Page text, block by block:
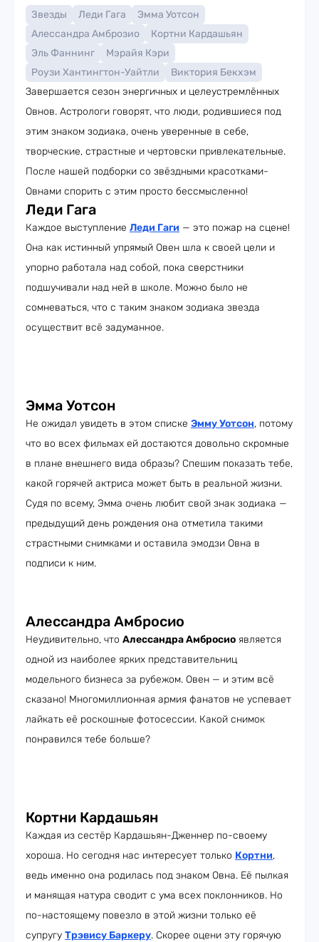
Звезды Леди Гага
Эмма Уотсон
Алессандра Амброзио
Кортни Кардашьян
Эль Фаннинг
Мэрайя Кэри
Роузи Хантингтон-Уайтли
Виктория Бекхэм
Завершается сезон энергичных и целеустремлённых
Овнов. Астрологи говорят, что люди, родившиеся под
этим знаком зодиака, очень уверенные в себе,
творческие, страстные и чертовски привлекательные.
После нашей подборки со звёздными красотками-
Овнами спорить с этим просто бессмысленно!
Леди Гага
Каждое выступление Леди Гаги — это пожар на сцене!
Она как истинный упрямый Овен шла к своей цели и
упорно работала над собой, пока сверстники
подшучивали над ней в школе. Можно было не
сомневаться, что с таким знаком зодиака звезда
осуществит всё задуманное.
Эмма Уотсон
Не ожидал увидеть в этом списке Эмму Уотсон, потому
что во всех фильмах ей достаются довольно скромные
в плане внешнего вида образы? Спешим показать тебе,
какой горячей актриса может быть в реальной жизни.
Судя по всему, Эмма очень любит свой знак зодиака —
предыдущий день рождения она отметила такими
страстными снимками и оставила эмодзи Овна в
подписи к ним.
Алессандра Амбросио
Неудивительно, что Алессандра Амбросио является
одной из наиболее ярких представительниц
модельного бизнеса за рубежом. Овен — и этим всё
сказано! Многомиллионная армия фанатов не успевает
лайкать её роскошные фотосессии. Какой снимок
понравился тебе больше?
Кортни Кардашьян
Каждая из сестёр Кардашьян-Дженнер по-своему
хороша. Но сегодня нас интересует только Кортни,
ведь именно она родилась под знаком Овна. Её пылкая
и манящая натура сводит с ума всех поклонников. Но
по-настоящему повезло в этой жизни только её
супругу Трэвису Баркеру. Скорее оцени эту горячую